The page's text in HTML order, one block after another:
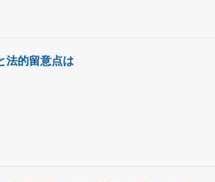
法的留意点は